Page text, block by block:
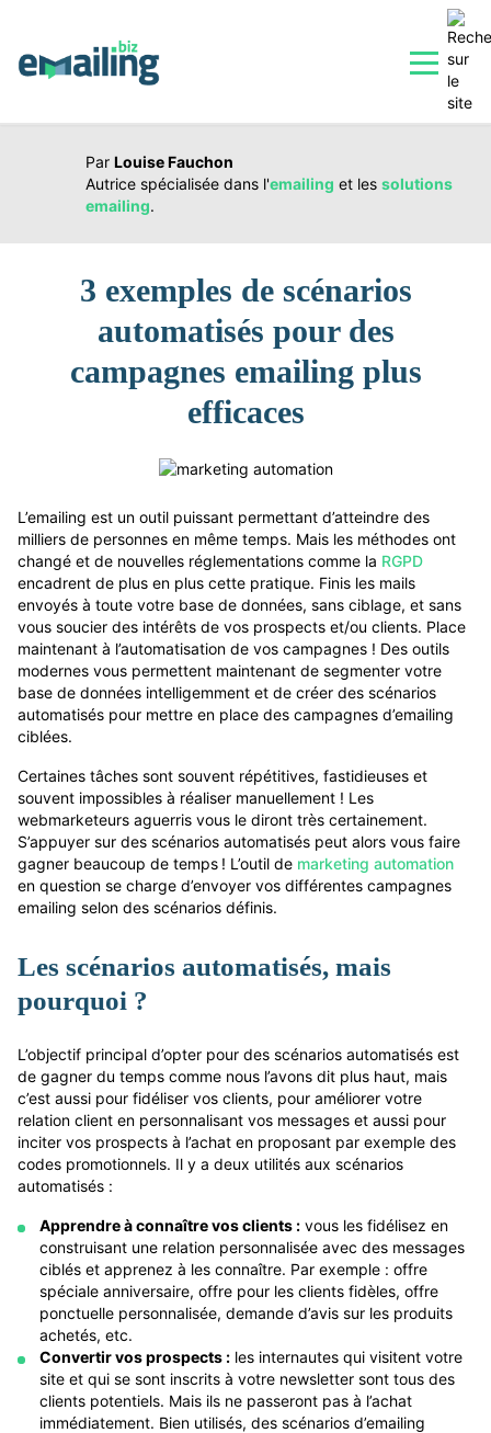
Par Louise Fauchon
Autrice spécialisée dans l'emailing et les solutions
emailing.
3 exemples de scénarios
automatisés pour des
campagnes emailing plus
efficaces
L’emailing est un outil puissant permettant d’atteindre des
milliers de personnes en même temps. Mais les méthodes ont
changé et de nouvelles réglementations comme la RGPD
encadrent de plus en plus cette pratique. Finis les mails
envoyés à toute votre base de données, sans ciblage, et sans
vous soucier des intérêts de vos prospects et/ou clients. Place
maintenant à l’automatisation de vos campagnes ! Des outils
modernes vous permettent maintenant de segmenter votre
base de données intelligemment et de créer des scénarios
automatisés pour mettre en place des campagnes d’emailing
ciblées.
Certaines tâches sont souvent répétitives, fastidieuses et
souvent impossibles à réaliser manuellement ! Les
webmarketeurs aguerris vous le diront très certainement.
S’appuyer sur des scénarios automatisés peut alors vous faire
gagner beaucoup de temps ​! L’outil de marketing automation
en question se charge d’envoyer vos différentes campagnes
emailing selon des scénarios définis.
Les scénarios automatisés, mais
pourquoi ?
L’objectif principal d’opter pour des scénarios automatisés est
de gagner du temps comme nous l’avons dit plus haut, mais
c’est aussi pour fidéliser vos clients, pour améliorer votre
relation client en personnalisant vos messages et aussi pour
inciter vos prospects à l’achat en proposant par exemple des
codes promotionnels. Il y a deux utilités aux scénarios
automatisés :
Apprendre à connaître vos clients : vous les fidélisez en
construisant une relation personnalisée avec des messages
ciblés et apprenez à les connaître. Par exemple : offre
spéciale anniversaire, offre pour les clients fidèles, offre
ponctuelle personnalisée, demande d’avis sur les produits
achetés, etc.
Convertir vos prospects : les internautes qui visitent votre
site et qui se sont inscrits à votre newsletter sont tous des
clients potentiels. Mais ils ne passeront pas à l’achat
immédiatement. Bien utilisés, des scénarios d’emailing